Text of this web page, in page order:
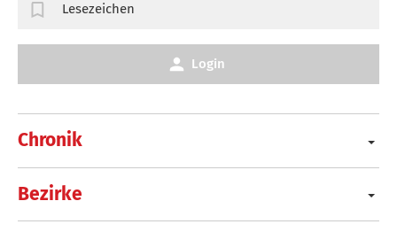
Chronik
Bezirke
Lesezeichen
Login